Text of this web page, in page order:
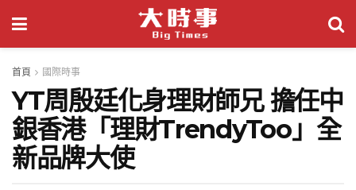
首頁 國際時事
YT周殷廷化身理財師兄 擔任中
銀香港「理財TrendyToo」全
新品牌大使